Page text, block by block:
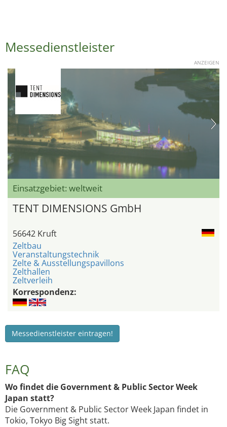
Messedienstleister
ANZEIGEN
Einsatzgebiet: weltweit
TENT DIMENSIONS GmbH
56642 Kruft
Zeltbau
Veranstaltungstechnik
Zelte & Ausstellungspavillons
Zelthallen
Zeltverleih
Korrespondenz:
Messedienstleister eintragen!
FAQ
Wo findet die Government & Public Sector Week
Japan statt?
Die Government & Public Sector Week Japan findet in
Tokio, Tokyo Big Sight statt.